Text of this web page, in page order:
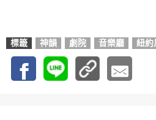
標籤 神韻 劇院 音樂廳 紐約